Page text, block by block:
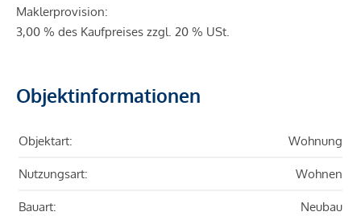
Maklerprovision:
3,00 % des Kaufpreises zzgl. 20 % USt.
Objektinformationen
Objektart: Wohnung
Nutzungsart: Wohnen
Bauart: Neubau